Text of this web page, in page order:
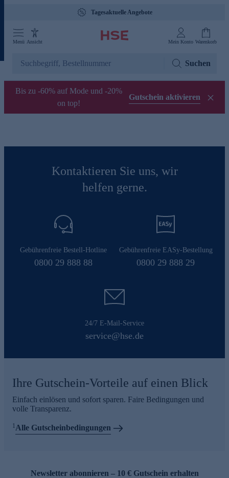
Tagesaktuelle Angebote
Menü Ansicht Mein Konto Warenkorb
Suchen
Bis zu -60% auf Mode und -20%
on top!
Gutschein aktivieren
Kontaktieren Sie uns, wir
helfen gerne.
Gebührenfreie Bestell-Hotline
0800 29 888 88
Gebührenfreie EASy-Bestellung
0800 29 888 29
24/7 E-Mail-Service
service@hse.de
Ihre Gutschein-Vorteile auf einen Blick
Einfach einlösen und sofort sparen. Faire Bedingungen und
volle Transparenz.
1Alle Gutscheinbedingungen
Newsletter abonnieren – 10 € Gutschein erhalten